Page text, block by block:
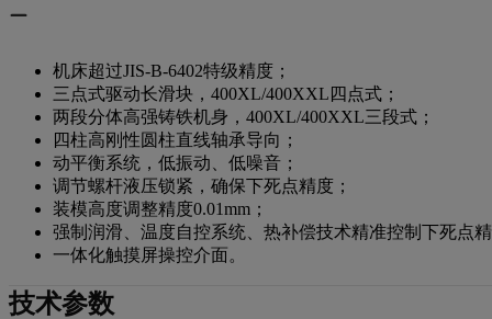
机床超过JIS-B-6402特级精度；
三点式驱动长滑块，400XL/400XXL四点式；
两段分体高强铸铁机身，400XL/400XXL三段式；
四柱高刚性圆柱直线轴承导向；
动平衡系统，低振动、低噪音；
调节螺杆液压锁紧，确保下死点精度；
装模高度调整精度0.01mm；
强制润滑、温度自控系统、热补偿技术精准控制下死点
一体化触摸屏操控介面。
技术参数